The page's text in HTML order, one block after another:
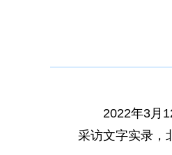
2022年3月
采访文字实录，